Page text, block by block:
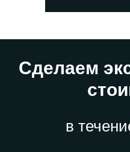
Сделаем
в